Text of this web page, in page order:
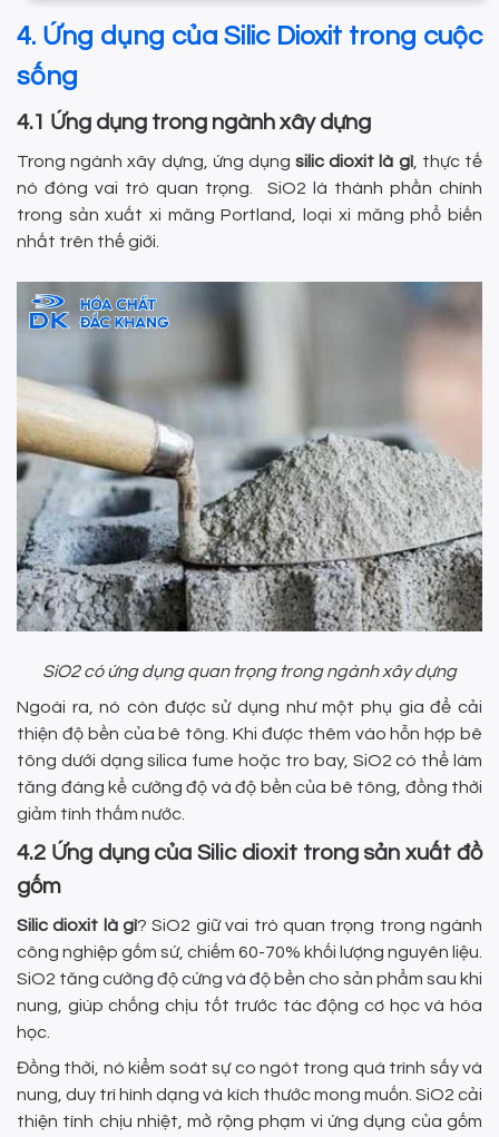
4. Ứng dụng của Silic Dioxit trong cuộc
sống
4.1 Ứng dụng trong ngành xây dựng
Trong ngành xây dựng, ứng dụng silic dioxit là gì, thực tế
nó đóng vai trò quan trọng. SiO2 là thành phần chính
trong sản xuất xi măng Portland, loại xi măng phổ biến
nhất trên thế giới.
SiO2 có ứng dụng quan trọng trong ngành xây dựng
Ngoài ra, nó còn được sử dụng như một phụ gia để cải
thiện độ bền của bê tông. Khi được thêm vào hỗn hợp bê
tông dưới dạng silica fume hoặc tro bay, SiO2 có thể làm
tăng đáng kể cường độ và độ bền của bê tông, đồng thời
giảm tính thấm nước.
4.2 Ứng dụng của Silic dioxit trong sản xuất đồ
gốm
Silic dioxit là gì? SiO2 giữ vai trò quan trọng trong ngành
công nghiệp gốm sứ, chiếm 60-70% khối lượng nguyên liệu.
SiO2 tăng cường độ cứng và độ bền cho sản phẩm sau khi
nung, giúp chống chịu tốt trước tác động cơ học và hóa
học.
Đồng thời, nó kiểm soát sự co ngót trong quá trình sấy và
nung, duy trì hình dạng và kích thước mong muốn. SiO2 cải
thiện tính chịu nhiệt, mở rộng phạm vi ứng dụng của gốm